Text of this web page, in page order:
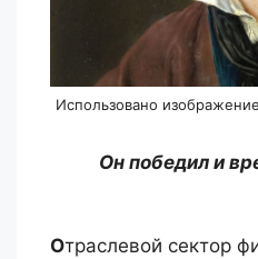
Использовано
Он победил и
Отраслевой сектор